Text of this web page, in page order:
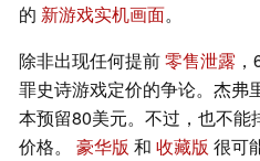
的 新游戏实机画面。
除非出现任何提前零售泄露
罪史诗游戏定价的争论。杰弗
本预留80美元。不过，也不能
价格。 豪华版 和 收藏版 很可